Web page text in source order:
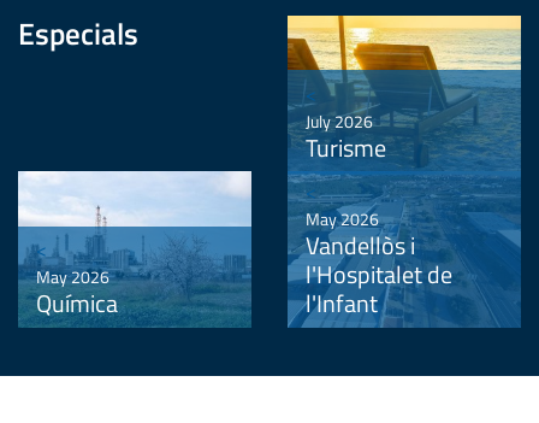
Especials
<
July 2026
Turisme
<
May 2026
Química
<
May 2026
Vandellòs i
l'Hospitalet de
l'Infant